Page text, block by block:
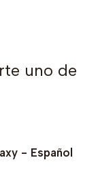
uno de
- Español